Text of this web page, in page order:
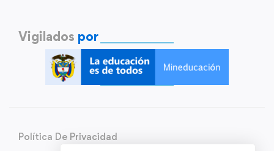
Vigilados por
Política De Privacidad